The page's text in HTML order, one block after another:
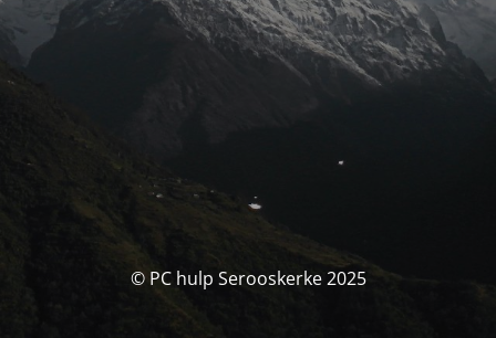
© PC hulp Serooskerke 2025